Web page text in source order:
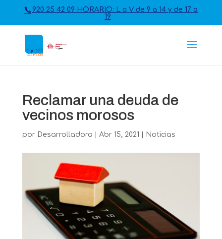
920 25 42 09 HORARIO: L a V de 9 a 14 y de 17 a
19
Reclamar una deuda de
vecinos morosos
por Desarrolladora Abr 15, 2021 Noticias